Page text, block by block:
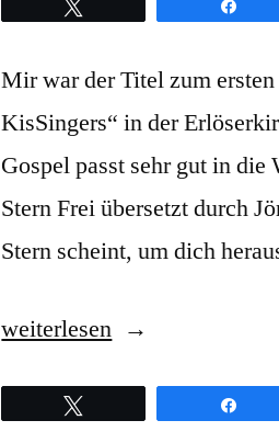
Mir war der Titel zum
KisSingers“ in der
Gospel passt sehr gut in
Stern Frei übersetzt durch
Stern scheint, um dich
„Richard
–
weiterlesen